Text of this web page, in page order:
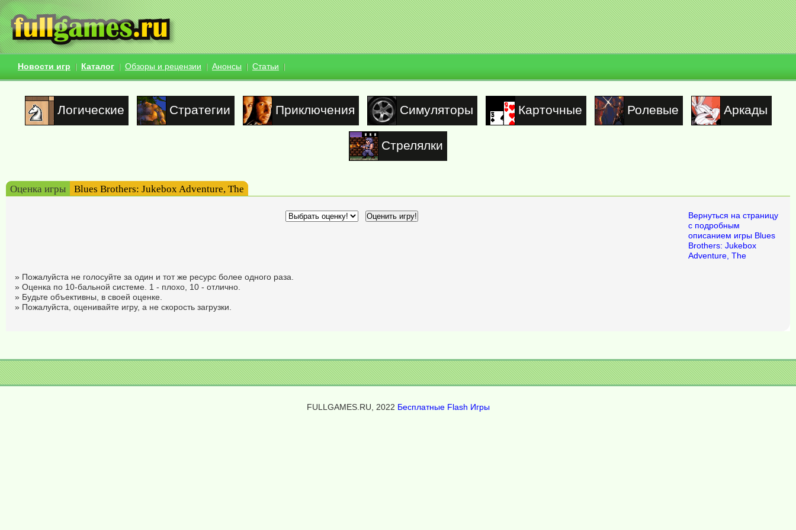
Новости игр Каталог Обзоры и рецензии Анонсы Статьи
Логические Стратегии Приключения Симуляторы Карточные Ролевые Аркады
Стрелялки
Оценка игры Blues Brothers: Jukebox Adventure, The
Вернуться на страницу
с подробным
описанием игры Blues
Brothers: Jukebox
Adventure, The
» Пожалуйста не голосуйте за один и тот же ресурс более одного раза.
» Оценка по 10-бальной системе. 1 - плохо, 10 - отлично.
» Будьте объективны, в своей оценке.
» Пожалуйста, оценивайте игру, а не скорость загрузки.
FULLGAMES.RU, 2022 Бесплатные Flash Игры